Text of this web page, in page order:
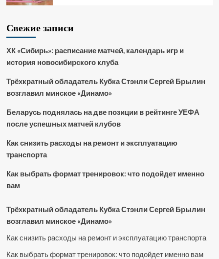
Свежие записи
ХК «Сибирь»: расписание матчей, календарь игр и
история новосибирского клуба
Трёхкратный обладатель Кубка Стэнли Сергей Брылин
возглавил минское «Динамо»
Беларусь поднялась на две позиции в рейтинге УЕФА
после успешных матчей клубов
Как снизить расходы на ремонт и эксплуатацию
транспорта
Как выбрать формат тренировок: что подойдет именно
вам
Трёхкратный обладатель Кубка Стэнли Сергей Брылин
возглавил минское «Динамо»
Как снизить расходы на ремонт и эксплуатацию транспорта
Как выбрать формат тренировок: что подойдет именно вам